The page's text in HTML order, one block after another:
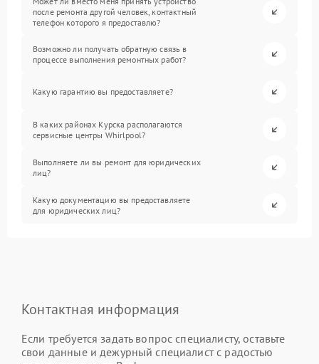
после ремонта другой человек, контактный
телефон которого я предоставлю?
Возможно ли получать обратную связь в
процессе выполнения ремонтных работ?
Какую гарантию вы предоставляете?
В каких районах Курска располагаются
сервисные центры Whirlpool?
Выполняете ли вы ремонт для юридических
лиц?
Какую документацию вы предоставляете
для юридических лиц?
Контактная информация
Если требуется задать вопрос специалисту, оставьте
свои данные и дежурный специалист с радостью